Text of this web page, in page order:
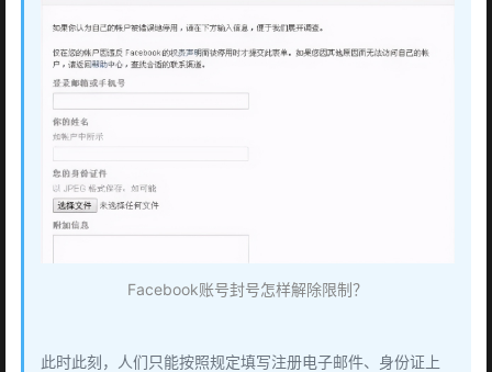
Facebook账号封号怎样解除限制？
此时此刻，人们只能按照规定填写注册电子邮件、身份证上